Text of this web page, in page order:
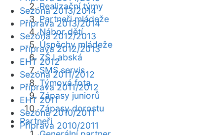
Realizační týmy
Partneři mládeže
Nábor dětí
Úspěchy mládeže
ZŠ Labská
SMS servis
Týmová fota
Zápasy juniorů
Zápasy dorostu
Partneři
Sezóna 2013/2014
Příprava 2013/2014
Sezóna 2012/2013
Příprava 2012/2013
EHT 2012
Sezóna 2011/2012
Příprava 2011/2012
EHT 2011
Sezóna 2010/2011
Příprava 2010/2011